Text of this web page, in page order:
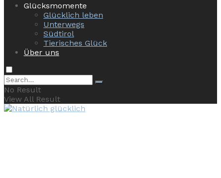
Glücksmomente
Glücklich leben
Unterwegs
Südtirol
Tierisches Glück
Über uns
No Result
View All Result